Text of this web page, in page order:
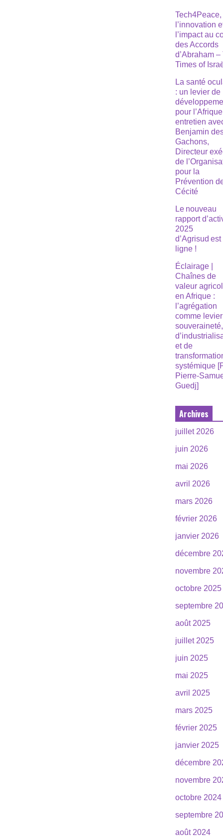
Tech4Peace,
l’innovation
l’impact au
des Accords
d’Abraham –
Times of
La santé
: un levier de
pour
entretien
Benjamin
Gachons,
Directeur
de
pour la
Prévention
Cécité
Le nouveau
rapport
2025
d’Agrisud
ligne !
Éclairage |
Chaînes de
valeur
en Afrique :
l’agrégation
comme
souveraineté,
et de
systémique
Pierre-
Guedj]
Archives
juillet 2026
juin 2026
mai 2026
avril 2026
mars 2026
février 2026
janvier 2026
décembre
novembre
octobre 2025
septembre
août 2025
juillet 2025
juin 2025
mai 2025
avril 2025
mars 2025
février 2025
janvier 2025
décembre
novembre
octobre 2024
septembre
août 2024